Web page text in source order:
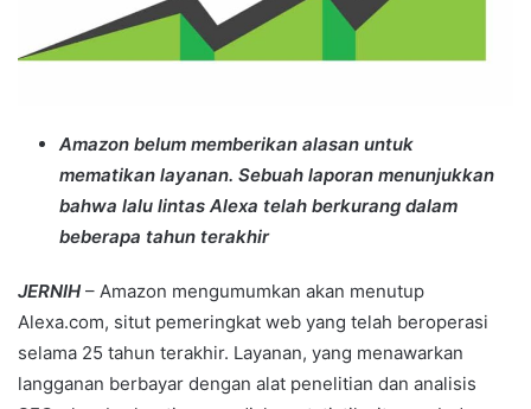
Amazon belum memberikan alasan untuk
mematikan layanan. Sebuah laporan menunjukkan
bahwa lalu lintas Alexa telah berkurang dalam
beberapa tahun terakhir
JERNIH – Amazon mengumumkan akan menutup
Alexa.com, situt pemeringkat web yang telah beroperasi
selama 25 tahun terakhir. Layanan, yang menawarkan
langganan berbayar dengan alat penelitian dan analisis